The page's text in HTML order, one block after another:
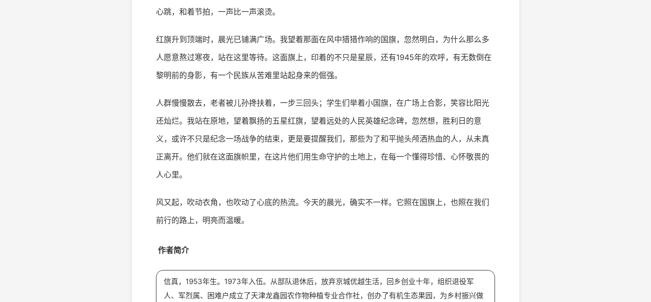
心跳，和着节拍，一声比一声滚烫。
红旗升到顶端时，晨光已铺满广场。我望着那面在风中猎猎作响的国旗，忽然明白，为什么那么多
人愿意熬过寒夜，站在这里等待。这面旗上，印着的不只是星辰，还有1945年的欢呼，有无数倒在
黎明前的身影，有一个民族从苦难里站起身来的倔强。
人群慢慢散去，老者被儿孙搀扶着，一步三回头；学生们举着小国旗，在广场上合影，笑容比阳光
还灿烂。我站在原地，望着飘扬的五星红旗，望着远处的人民英雄纪念碑，忽然想，胜利日的意
义，或许不只是纪念一场战争的结束，更是要提醒我们，那些为了和平抛头颅洒热血的人，从未真
正离开。他们就在这面旗帜里，在这片他们用生命守护的土地上，在每一个懂得珍惜、心怀敬畏的
人心里。
风又起，吹动衣角，也吹动了心底的热流。今天的晨光，确实不一样。它照在国旗上，也照在我们
前行的路上，明亮而温暖。
作者简介
信真，1953年生。1973年入伍。从部队退休后，放弃京城优越生活，回乡创业十年，组织退役军
人、军烈属、困难户成立了天津龙鑫园农作物种植专业合作社，创办了有机生态果园，为乡村振兴做